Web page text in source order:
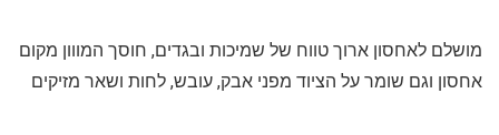
מושלם לאחסון ארוך טווח של שמיכות ובגדים, חוסך המווון מקום
אחסון וגם שומר על הציוד מפני אבק, עובש, לחות ושאר מזיקים